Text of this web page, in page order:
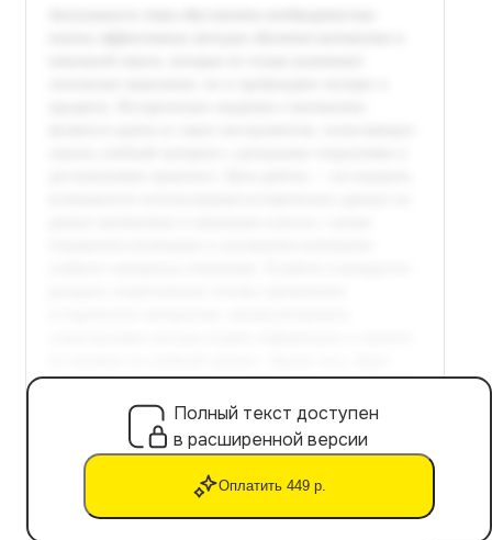
Полный текст доступен
в расширенной версии
Оплатить 449 р.